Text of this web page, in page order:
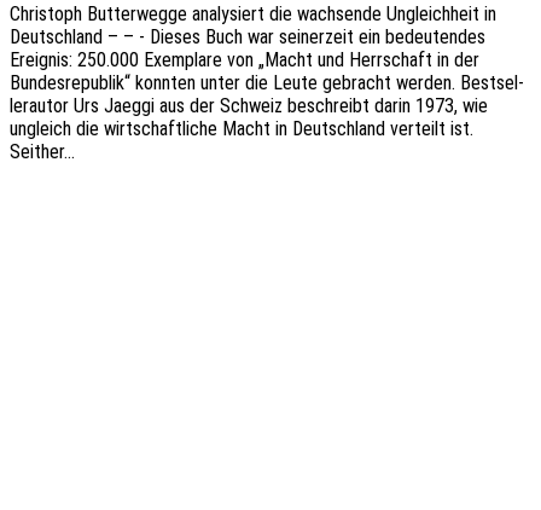
Chris­toph Butter­weg­ge analy­siert die wach­sen­de Ungleich­heit in
Deutsch­land – – - Dieses Buch war seiner­zeit ein bedeu­ten­des
Ereig­nis: 250.000 Exem­pla­re von „Macht und Herr­schaft in der
Bundes­re­pu­blik“ konn­ten unter die Leute gebracht werden. Best­sel­
ler­au­tor Urs Jaeggi aus der Schweiz beschreibt darin 1973, wie
ungleich die wirt­schaft­li­che Macht in Deutsch­land verteilt ist.
Seither…